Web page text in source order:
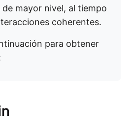
mayor nivel, al tiempo
coherentes.
para obtener